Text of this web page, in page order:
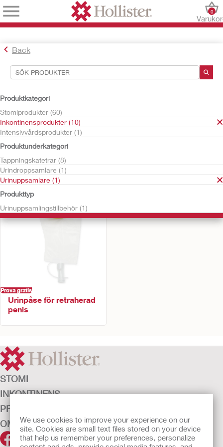
We use cookies to improve your experience on our
site. Cookies are small text files stored on your device
that help us remember your preferences, personalize
0
Back
Produktkategori
Stomiprodukter (60)
Inkontinensprodukter (10)
Intensivvårdsprodukter (1)
Produktunderkategori
Tappningskatetrar (8)
Urindroppsamlare (1)
Urinuppsamlare (1)
Produkttyp
Urinuppsamlingstillbehör (1)
Sökverktyg
Dina val:
Inkontinensprodukter
Urinuppsamlare
Ditt val matchade1resultat
Sortera efter:
Prova gratis
Urinpåse för retraherad
penis
STOMI
INKONTINENS
PRODUKTER
OM OSS